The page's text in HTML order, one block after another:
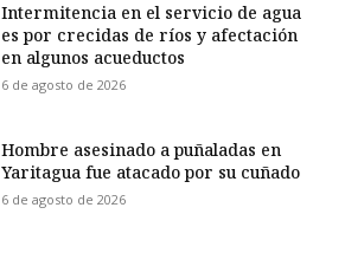
Intermitencia en el servicio de agua
es por crecidas de ríos y afectación
en algunos acueductos
6 de agosto de 2026
Hombre asesinado a puñaladas en
Yaritagua fue atacado por su cuñado
6 de agosto de 2026